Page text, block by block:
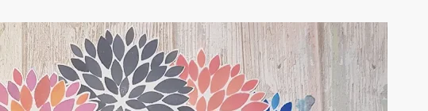
DT - BEATE HALVORSEN GAVEPOSE / POSEKORT PAPIRDESIGN SIMPLE AND BASIC